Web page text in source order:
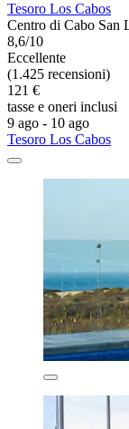
Tesoro Los Cabos
Centro di Cabo San
8,6/10
Eccellente
(1.425 recensioni)
121 €
tasse e oneri inclusi
9 ago - 10 ago
Tesoro Los Cabos